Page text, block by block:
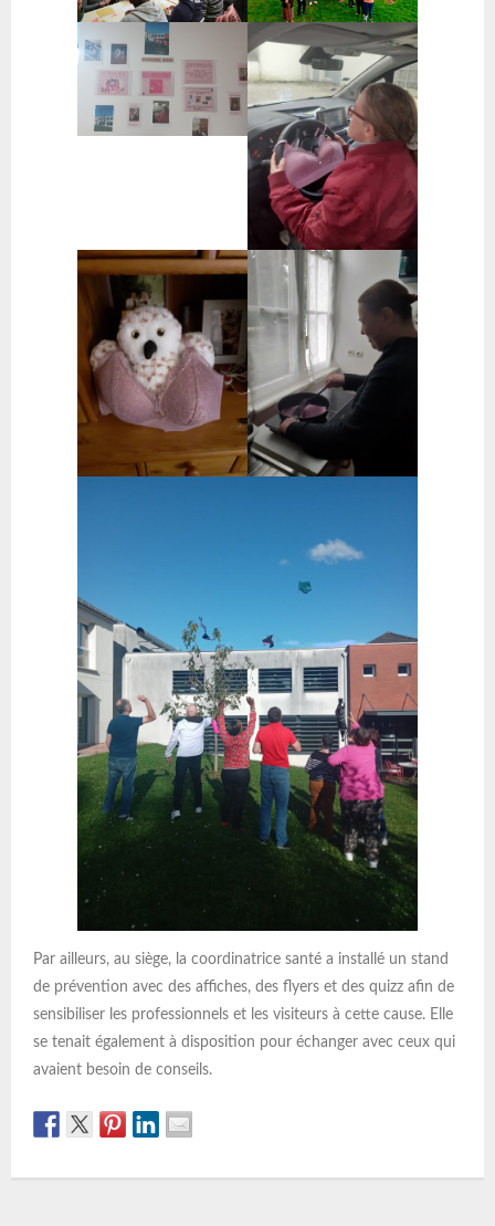
Par ailleurs, au siège, la coordinatrice santé a installé un stand
de prévention avec des affiches, des flyers et des quizz afin de
sensibiliser les professionnels et les visiteurs à cette cause. Elle
se tenait également à disposition pour échanger avec ceux qui
avaient besoin de conseils.